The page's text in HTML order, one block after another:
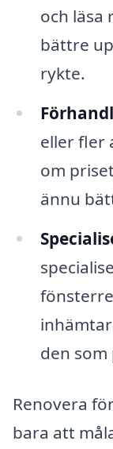
och läsa
bättre
rykte.
eller fler
om
ännu
den som
Renovera
bara att